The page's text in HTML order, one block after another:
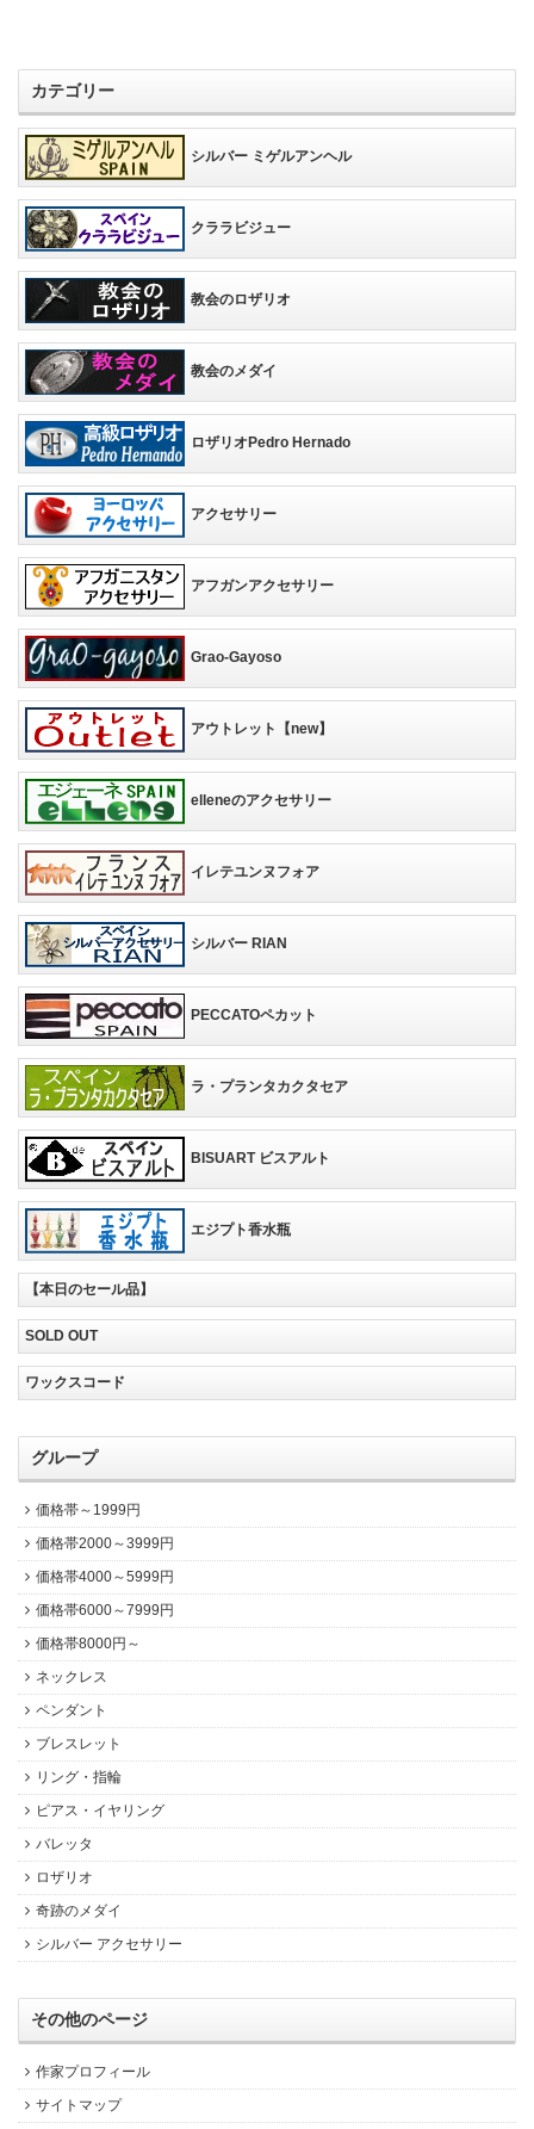
カテゴリー
シルバー ミゲルアンヘル
クララビジュー
教会のロザリオ
教会のメダイ
ロザリオPedro Hernado
アクセサリー
アフガンアクセサリー
Grao-Gayoso
アウトレット【new】
elleneのアクセサリー
イレテユンヌフォア
シルバー RIAN
PECCATOペカット
ラ・プランタカクタセア
BISUART ビスアルト
エジプト香水瓶
【本日のセール品】
SOLD OUT
ワックスコード
グループ
価格帯～1999円
価格帯2000～3999円
価格帯4000～5999円
価格帯6000～7999円
価格帯8000円～
ネックレス
ペンダント
ブレスレット
リング・指輪
ピアス・イヤリング
バレッタ
ロザリオ
奇跡のメダイ
シルバー アクセサリー
その他のページ
作家プロフィール
サイトマップ